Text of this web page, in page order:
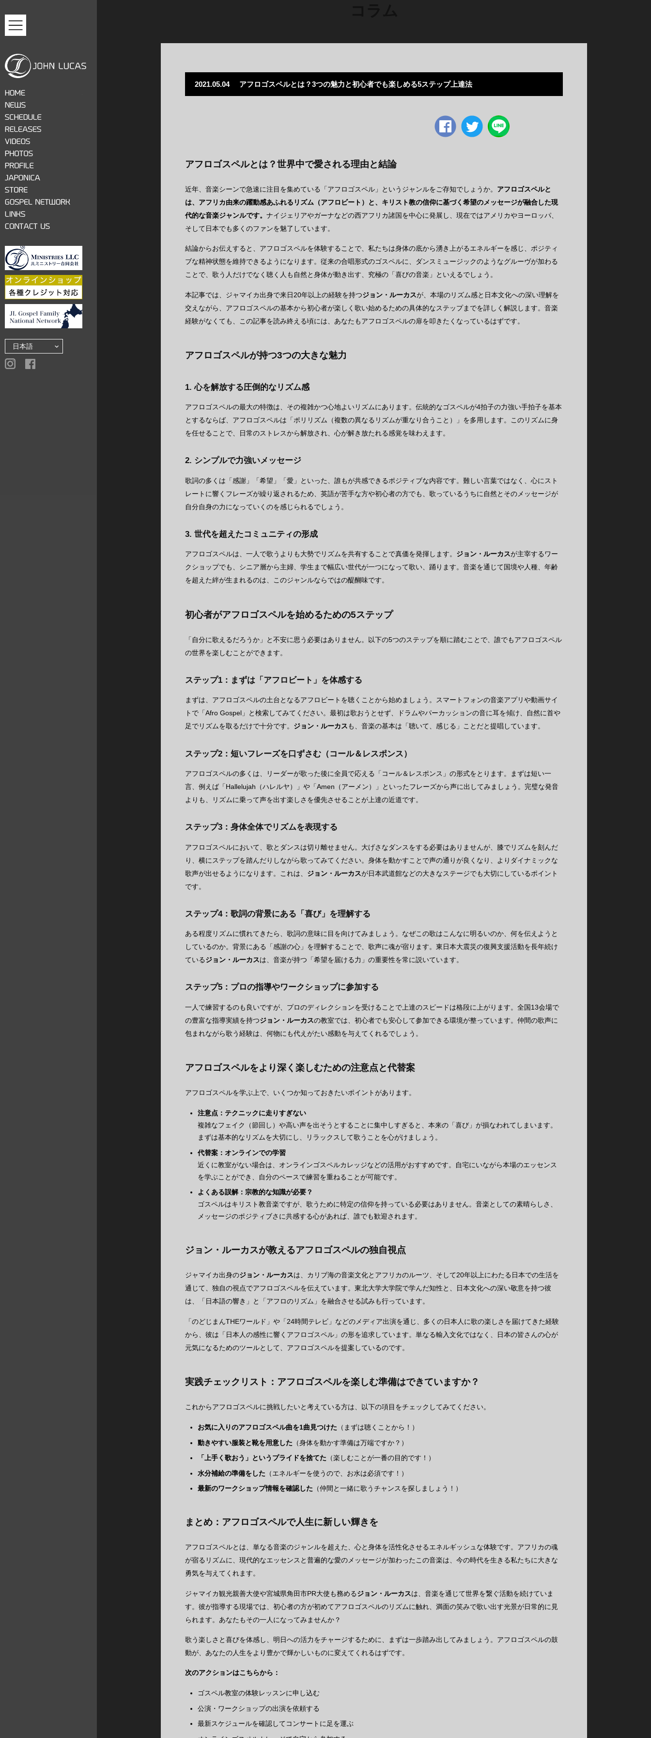
HOME
NEWS
SCHEDULE
RELEASES
VIDEOS
PHOTOS
PROFILE
JAPONICA
STORE
GOSPEL NETWORK
LINKS
2021.05.04 アフロゴスペルとは？3つの魅力と初心者でも楽しめる5ステップ上達法
アフロゴスペルとは？世界中で愛される理由と結論
近年、音楽シーンで急速に注目を集めている「アフロゴスペル」というジャンルをご存知でしょうか。 アフロゴスペルと
は、アフリカ由来の躍動感あふれるリズム（アフロビート）と、キリスト教の信仰に基づく希望のメッセージが融合した現
代的な音楽ジャンルです。 ナイジェリアやガーナなどの西アフリカ諸国を中心に発展し、現在ではアメリカやヨーロッパ、
そして日本でも多くのファンを魅了しています。
結論からお伝えすると、アフロゴスペルを体験することで、私たちは身体の底から湧き上がるエネルギーを感じ、ポジティ
ブな精神状態を維持できるようになります。従来の合唱形式のゴスペルに、ダンスミュージックのようなグルーヴが加わる
ことで、歌う人だけでなく聴く人も自然と身体が動き出す、究極の「喜びの音楽」といえるでしょう。
本記事では、ジャマイカ出身で来日20年以上の経験を持つジョン・ルーカスが、本場のリズム感と日本文化への深い理解を
交えながら、アフロゴスペルの基本から初心者が楽しく歌い始めるための具体的なステップまでを詳しく解説します。音楽
経験がなくても、この記事を読み終える頃には、あなたもアフロゴスペルの扉を叩きたくなっているはずです。
アフロゴスペルが持つ3つの大きな魅力
1. 心を解放する圧倒的なリズム感
アフロゴスペルの最大の特徴は、その複雑かつ心地よいリズムにあります。伝統的なゴスペルが4拍子の力強い手拍子を基本
とするならば、アフロゴスペルは「ポリリズム（複数の異なるリズムが重なり合うこと）」を多用します。このリズムに身
を任せることで、日常のストレスから解放され、心が解き放たれる感覚を味わえます。
2. シンプルで力強いメッセージ
歌詞の多くは「感謝」「希望」「愛」といった、誰もが共感できるポジティブな内容です。難しい言葉ではなく、心にスト
レートに響くフレーズが繰り返されるため、英語が苦手な方や初心者の方でも、歌っているうちに自然とそのメッセージが
自分自身の力になっていくのを感じられるでしょう。
3. 世代を超えたコミュニティの形成
アフロゴスペルは、一人で歌うよりも大勢でリズムを共有することで真価を発揮します。 ジョン・ルーカスが主宰するワー
クショップでも、シニア層から主婦、学生まで幅広い世代が一つになって歌い、踊ります。音楽を通じて国境や人種、年齢
を超えた絆が生まれるのは、このジャンルならではの醍醐味です。
初心者がアフロゴスペルを始めるための5ステップ
「自分に歌えるだろうか」と不安に思う必要はありません。以下の5つのステップを順に踏むことで、誰でもアフロゴスペル
の世界を楽しむことができます。
ステップ1：まずは「アフロビート」を体感する
まずは、アフロゴスペルの土台となるアフロビートを聴くことから始めましょう。スマートフォンの音楽アプリや動画サイ
トで「Afro Gospel」と検索してみてください。最初は歌おうとせず、ドラムやパーカッションの音に耳を傾け、自然に首や
足でリズムを取るだけで十分です。 ジョン・ルーカスも、音楽の基本は「聴いて、感じる」ことだと提唱しています。
ステップ2：短いフレーズを口ずさむ（コール＆レスポンス）
アフロゴスペルの多くは、リーダーが歌った後に全員で応える「コール＆レスポンス」の形式をとります。まずは短い一
言、例えば「Hallelujah（ハレルヤ）」や「Amen（アーメン）」といったフレーズから声に出してみましょう。完璧な発音
よりも、リズムに乗って声を出す楽しさを優先させることが上達の近道です。
ステップ3：身体全体でリズムを表現する
アフロゴスペルにおいて、歌とダンスは切り離せません。大げさなダンスをする必要はありませんが、膝でリズムを刻んだ
り、横にステップを踏んだりしながら歌ってみてください。身体を動かすことで声の通りが良くなり、よりダイナミックな
歌声が出せるようになります。これは、 ジョン・ルーカスが日本武道館などの大きなステージでも大切にしているポイント
です。
ステップ4：歌詞の背景にある「喜び」を理解する
ある程度リズムに慣れてきたら、歌詞の意味に目を向けてみましょう。なぜこの歌はこんなに明るいのか、何を伝えようと
しているのか。背景にある「感謝の心」を理解することで、歌声に魂が宿ります。東日本大震災の復興支援活動を長年続け
ているジョン・ルーカスは、音楽が持つ「希望を届ける力」の重要性を常に説いています。
ステップ5：プロの指導やワークショップに参加する
一人で練習するのも良いですが、プロのディレクションを受けることで上達のスピードは格段に上がります。全国13会場で
の豊富な指導実績を持つジョン・ルーカスの教室では、初心者でも安心して参加できる環境が整っています。仲間の歌声に
包まれながら歌う経験は、何物にも代えがたい感動を与えてくれるでしょう。
アフロゴスペルをより深く楽しむための注意点と代替案
アフロゴスペルを学ぶ上で、いくつか知っておきたいポイントがあります。
注意点：テクニックに走りすぎない
複雑なフェイク（節回し）や高い声を出そうとすることに集中しすぎると、本来の「喜び」が損なわれてしまいます。
まずは基本的なリズムを大切にし、リラックスして歌うことを心がけましょう。
代替案：オンラインでの学習
近くに教室がない場合は、オンラインゴスペルカレッジなどの活用がおすすめです。自宅にいながら本場のエッセンス
を学ぶことができ、自分のペースで練習を重ねることが可能です。
よくある誤解：宗教的な知識が必要？
ゴスペルはキリスト教音楽ですが、歌うために特定の信仰を持っている必要はありません。音楽としての素晴らしさ、
メッセージのポジティブさに共感する心があれば、誰でも歓迎されます。
ジョン・ルーカスが教えるアフロゴスペルの独自視点
ジャマイカ出身のジョン・ルーカスは、カリブ海の音楽文化とアフリカのルーツ、そして20年以上にわたる日本での生活を
通じて、独自の視点でアフロゴスペルを伝えています。東北大学大学院で学んだ知性と、日本文化への深い敬意を持つ彼
は、「日本語の響き」と「アフロのリズム」を融合させる試みも行っています。
「のどじまんTHEワールド」や「24時間テレビ」などのメディア出演を通じ、多くの日本人に歌の楽しさを届けてきた経験
から、彼は「日本人の感性に響くアフロゴスペル」の形を追求しています。単なる輸入文化ではなく、日本の皆さんの心が
元気になるためのツールとして、アフロゴスペルを提案しているのです。
実践チェックリスト：アフロゴスペルを楽しむ準備はできていますか？
これからアフロゴスペルに挑戦したいと考えている方は、以下の項目をチェックしてみてください。
お気に入りのアフロゴスペル曲を1曲見つけた （まずは聴くことから！）
動きやすい服装と靴を用意した （身体を動かす準備は万端ですか？）
「上手く歌おう」というプライドを捨てた （楽しむことが一番の目的です！）
水分補給の準備をした （エネルギーを使うので、お水は必須です！）
最新のワークショップ情報を確認した （仲間と一緒に歌うチャンスを探しましょう！）
まとめ：アフロゴスペルで人生に新しい輝きを
アフロゴスペルとは、単なる音楽のジャンルを超えた、心と身体を活性化させるエネルギッシュな体験です。アフリカの魂
が宿るリズムに、現代的なエッセンスと普遍的な愛のメッセージが加わったこの音楽は、今の時代を生きる私たちに大きな
勇気を与えてくれます。
ジャマイカ観光親善大使や宮城県角田市PR大使も務めるジョン・ルーカスは、音楽を通じて世界を繋ぐ活動を続けていま
す。彼が指導する現場では、初心者の方が初めてアフロゴスペルのリズムに触れ、満面の笑みで歌い出す光景が日常的に見
られます。あなたもその一人になってみませんか？
歌う楽しさと喜びを体感し、明日への活力をチャージするために、まずは一歩踏み出してみましょう。アフロゴスペルの鼓
動が、あなたの人生をより豊かで輝かしいものに変えてくれるはずです。
次のアクションはこちらから：
ゴスペル教室の体験レッスンに申し込む
公演・ワークショップの出演を依頼する
最新スケジュールを確認してコンサートに足を運ぶ